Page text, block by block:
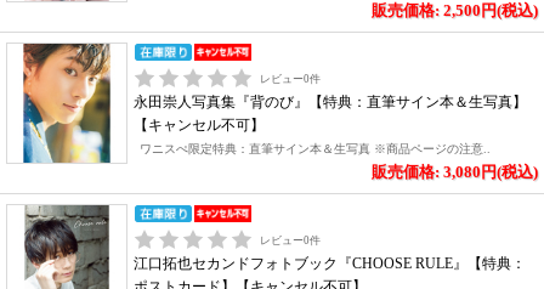
販売価格: 2,500円(税込)
レビュー0件
永田崇人写真集『背のび』【特典：直筆サイン本＆生写真】
【キャンセル不可】
ワニスぺ限定特典：直筆サイン本＆生写真 ※商品ページの注意..
販売価格: 3,080円(税込)
レビュー0件
江口拓也セカンドフォトブック『CHOOSE RULE』【特典：